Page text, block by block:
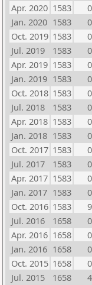
Apr. 2020 1583 0
Jan. 2020 1583 0
Oct. 2019 1583 0
Jul. 2019
1583 0
Apr. 2019 1583 0
Jan. 2019 1583 0
Oct. 2018 1583 0
Jul. 2018
1583 0
Apr. 2018 1583 0
Jan. 2018 1583 0
Oct. 2017 1583 0
Jul. 2017
1583 0
Apr. 2017 1583 0
Jan. 2017 1583 0
Oct. 2016 1583 9
Jul. 2016
1658 0
Apr. 2016 1658 0
Jan. 2016 1658 0
Oct. 2015 1658 0
Jul. 2015
1658 4